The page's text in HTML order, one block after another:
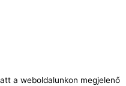
a weboldalunkon megjelenő